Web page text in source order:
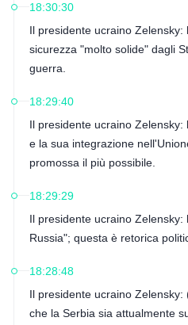
18:30:30
Il presidente ucraino
sicurezza "molto solide" dagli
guerra.
18:29:40
Il presidente ucraino
e la sua integrazione
promossa il più possibile.
18:29:29
Il presidente ucraino Zelensky:
Russia"; questa è retorica
18:28:48
Il presidente ucraino
che la Serbia sia attualmente